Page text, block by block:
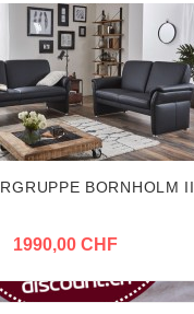
BORNHOLM II
1990,00 CHF